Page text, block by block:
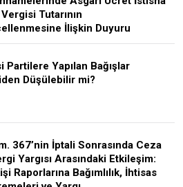
Tutarının
İlişkin Duyuru
Partilere Yapılan Bağışlar
Düşülebilir mi?
367’nin İptali Sonrasında Ceza
Yargısı Arasındaki Etkileşim:
Raporlarına Bağımlılık, İhtisas